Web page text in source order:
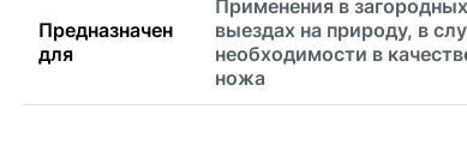
Предназначен
для
Применения в
выездах на природу, в
необходимости в
ножа